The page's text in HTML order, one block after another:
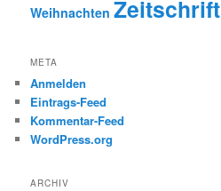
Weihnachten Zeitschrift
META
Anmelden
Eintrags-Feed
Kommentar-Feed
WordPress.org
ARCHIV